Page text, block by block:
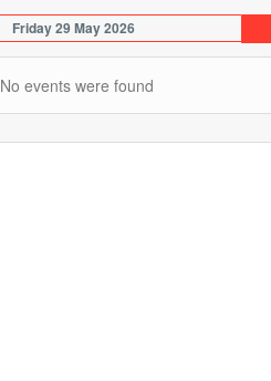
Friday 29 May 2026
No events were found